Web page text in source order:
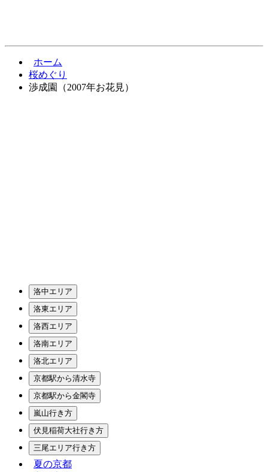
ホーム
桜めぐり
渉成園（2007年お花見）
洛中エリア
洛東エリア
洛西エリア
洛南エリア
洛北エリア
京都駅から清水寺
京都駅から金閣寺
嵐山行き方
伏見稲荷大社行き方
三尾エリア行き方
夏の京都